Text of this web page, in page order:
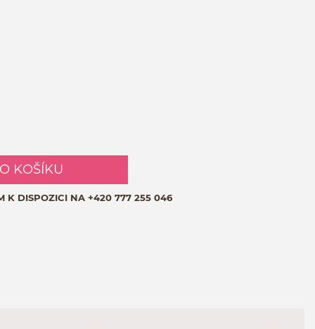
KOŠÍKU
K DISPOZICI NA +420 777 255 046